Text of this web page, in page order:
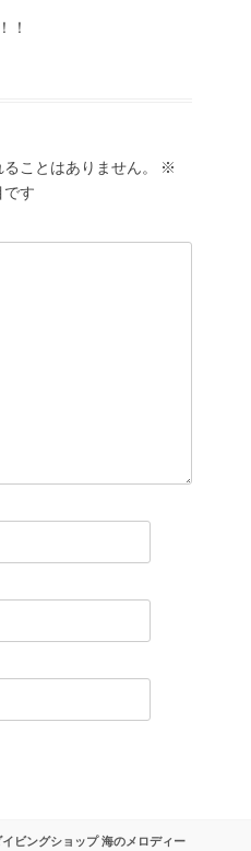
！
ことはありません。
※
す
ビングショップ 海のメロディー